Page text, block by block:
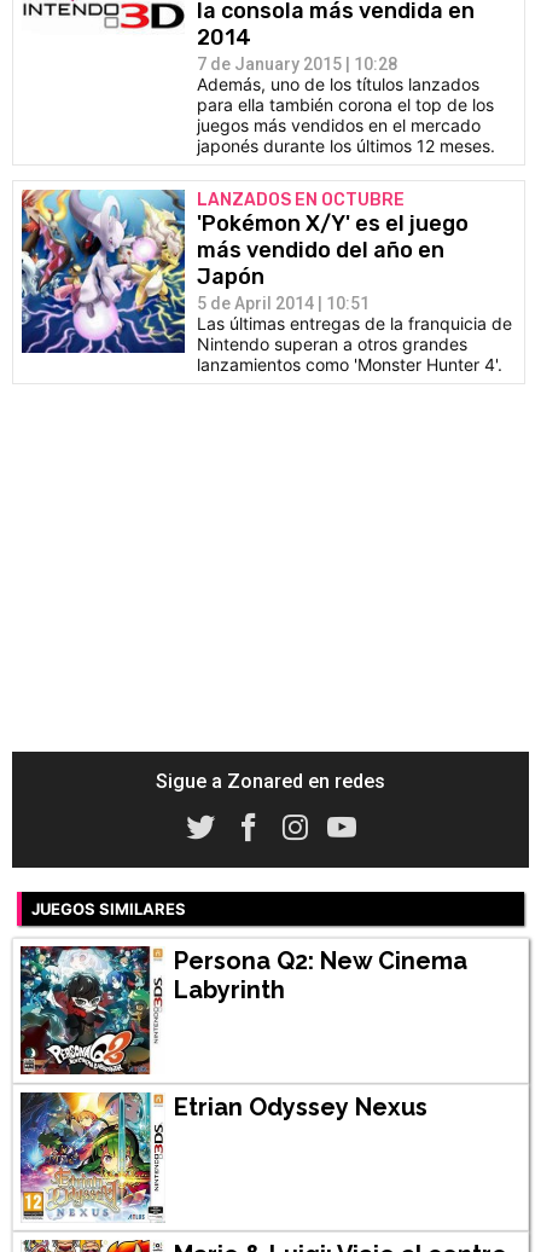
la consola más vendida en
2014
7 de January 2015 | 10:28
Además, uno de los títulos lanzados
para ella también corona el top de los
juegos más vendidos en el mercado
japonés durante los últimos 12 meses.
LANZADOS EN OCTUBRE
'Pokémon X/Y' es el juego
más vendido del año en
Japón
5 de April 2014 | 10:51
Las últimas entregas de la franquicia de
Nintendo superan a otros grandes
lanzamientos como 'Monster Hunter 4'.
Sigue a Zonared en redes
JUEGOS SIMILARES
Persona Q2: New Cinema
Labyrinth
Etrian Odyssey Nexus